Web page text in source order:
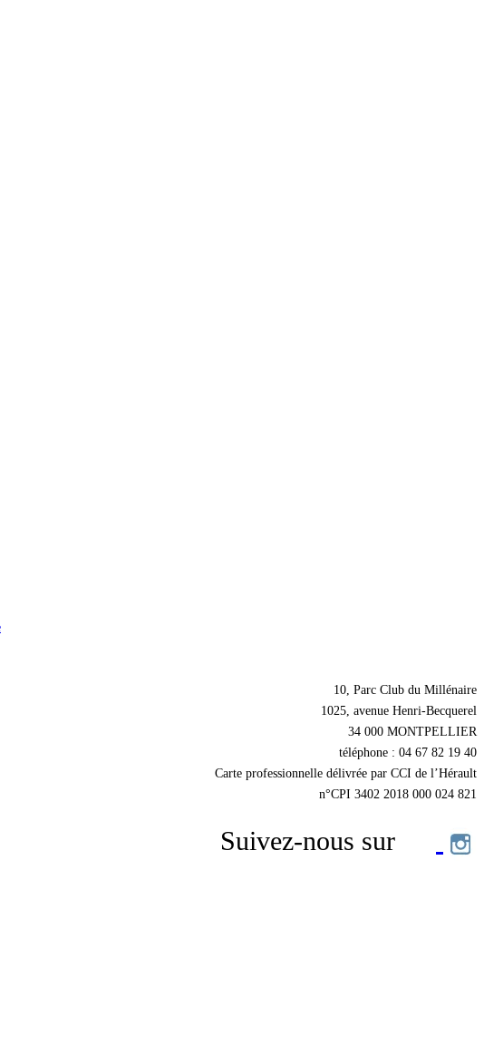
10, Parc Club du Millénaire
1025, avenue Henri-Becquerel
34 000 MONTPELLIER
téléphone : 04 67 82 19 40
Carte professionnelle délivrée par CCI de l’Hérault
n°CPI 3402 2018 000 024 821
Suivez-nous sur